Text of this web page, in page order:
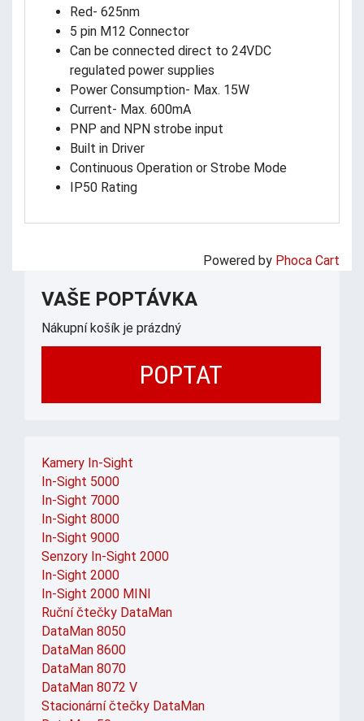
Red- 625nm
5 pin M12 Connector
Can be connected direct to 24VDC
regulated power supplies
Power Consumption- Max. 15W
Current- Max. 600mA
PNP and NPN strobe input
Built in Driver
Continuous Operation or Strobe Mode
IP50 Rating
Powered by Phoca Cart
VAŠE POPTÁVKA
Nákupní košík je prázdný
POPTAT
Kamery In-Sight
In-Sight 5000
In-Sight 7000
In-Sight 8000
In-Sight 9000
Senzory In-Sight 2000
In-Sight 2000
In-Sight 2000 MINI
Ruční čtečky DataMan
DataMan 8050
DataMan 8600
DataMan 8070
DataMan 8072 V
Stacionární čtečky DataMan